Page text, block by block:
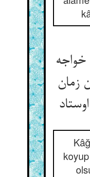
زمان